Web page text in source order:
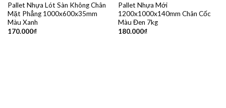
Pallet Nhựa Lót Sàn Không Chân
Mặt Phẳng 1000x600x35mm
Màu Xanh
170.000₫
Pallet Nhựa Mới
1200x1000x140mm Chân Cốc
Màu Đen 7kg
180.000₫